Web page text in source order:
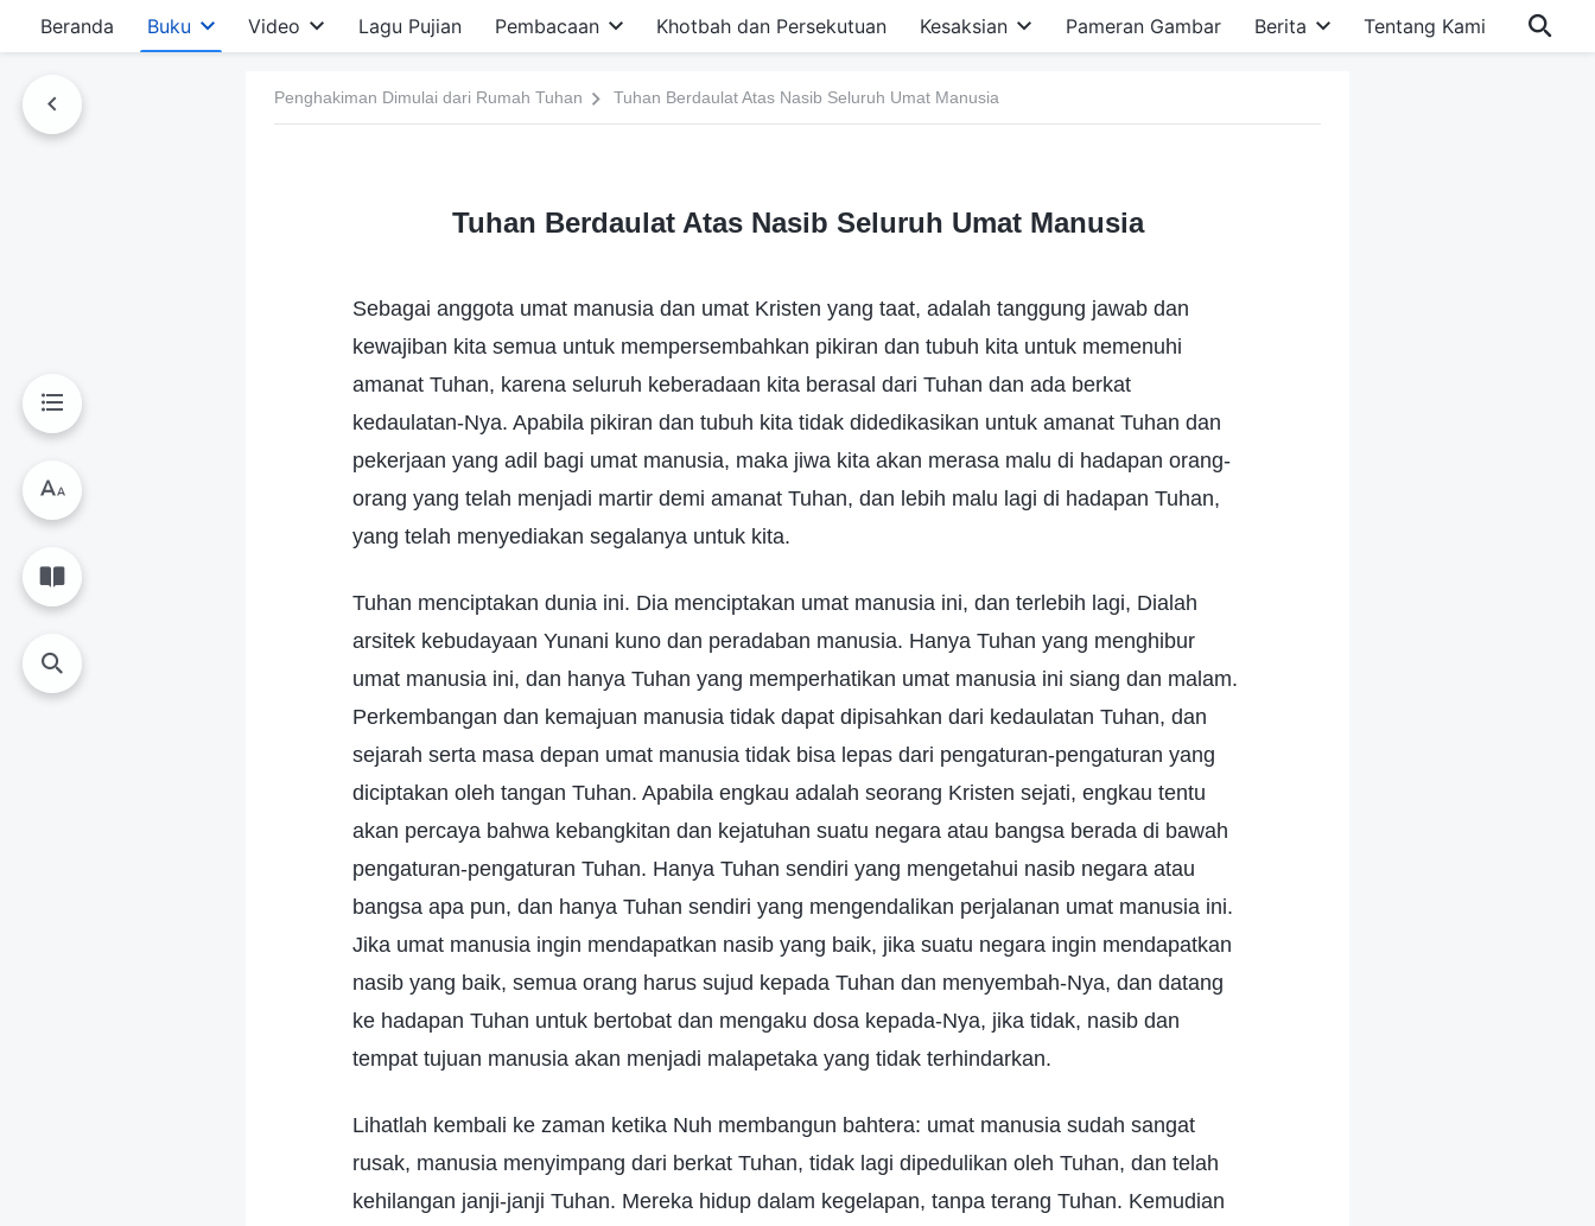
Beranda Buku Video Lagu Pujian Pembacaan Khotbah dan Persekutuan Kesaksian Pameran Gambar Berita Tentang Kami
Penghakiman Dimulai dari Rumah Tuhan Tuhan Berdaulat Atas Nasib Seluruh Umat Manusia
Tuhan Berdaulat Atas Nasib Seluruh Umat Manusia
Sebagai anggota umat manusia dan umat Kristen yang taat, adalah tanggung jawab dan
kewajiban kita semua untuk mempersembahkan pikiran dan tubuh kita untuk memenuhi
amanat Tuhan, karena seluruh keberadaan kita berasal dari Tuhan dan ada berkat
kedaulatan-Nya. Apabila pikiran dan tubuh kita tidak didedikasikan untuk amanat Tuhan dan
pekerjaan yang adil bagi umat manusia, maka jiwa kita akan merasa malu di hadapan orang-
orang yang telah menjadi martir demi amanat Tuhan, dan lebih malu lagi di hadapan Tuhan,
yang telah menyediakan segalanya untuk kita.
Tuhan menciptakan dunia ini. Dia menciptakan umat manusia ini, dan terlebih lagi, Dialah
arsitek kebudayaan Yunani kuno dan peradaban manusia. Hanya Tuhan yang menghibur
umat manusia ini, dan hanya Tuhan yang memperhatikan umat manusia ini siang dan malam.
Perkembangan dan kemajuan manusia tidak dapat dipisahkan dari kedaulatan Tuhan, dan
sejarah serta masa depan umat manusia tidak bisa lepas dari pengaturan-pengaturan yang
diciptakan oleh tangan Tuhan. Apabila engkau adalah seorang Kristen sejati, engkau tentu
akan percaya bahwa kebangkitan dan kejatuhan suatu negara atau bangsa berada di bawah
pengaturan-pengaturan Tuhan. Hanya Tuhan sendiri yang mengetahui nasib negara atau
bangsa apa pun, dan hanya Tuhan sendiri yang mengendalikan perjalanan umat manusia ini.
Jika umat manusia ingin mendapatkan nasib yang baik, jika suatu negara ingin mendapatkan
nasib yang baik, semua orang harus sujud kepada Tuhan dan menyembah-Nya, dan datang
ke hadapan Tuhan untuk bertobat dan mengaku dosa kepada-Nya, jika tidak, nasib dan
tempat tujuan manusia akan menjadi malapetaka yang tidak terhindarkan.
Lihatlah kembali ke zaman ketika Nuh membangun bahtera: umat manusia sudah sangat
rusak, manusia menyimpang dari berkat Tuhan, tidak lagi dipedulikan oleh Tuhan, dan telah
kehilangan janji-janji Tuhan. Mereka hidup dalam kegelapan, tanpa terang Tuhan. Kemudian